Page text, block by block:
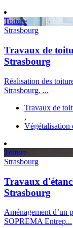
Toiture
Strasbourg
Travaux de
Strasbourg
Réalisation des
Strasbourg. ...
Travaux de
,
Végétalisation
Toiture
Strasbourg
Travaux
Strasbourg
Aménagement d’un
SOPREMA Entrep...